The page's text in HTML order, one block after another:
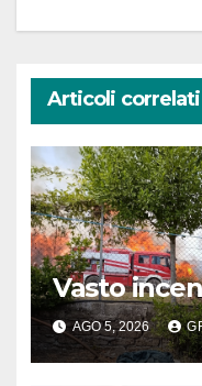
Articoli correlati
Vasto
AGO 5, 2026